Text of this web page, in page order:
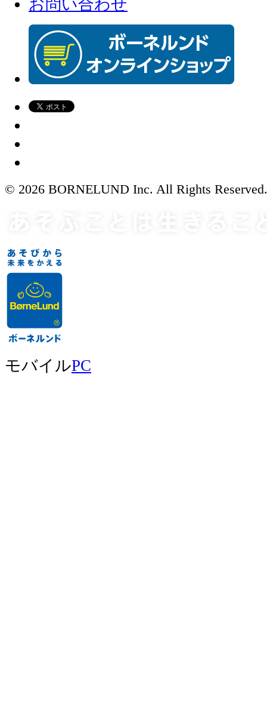
お問い合わせ
© 2026 BORNELUND Inc. All Rights Reserved.
モバイルPC